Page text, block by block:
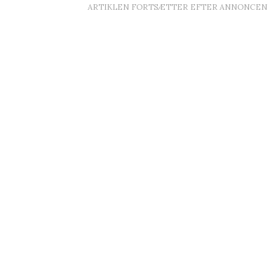
ARTIKLEN FORTSÆTTER EFTER ANNONCEN